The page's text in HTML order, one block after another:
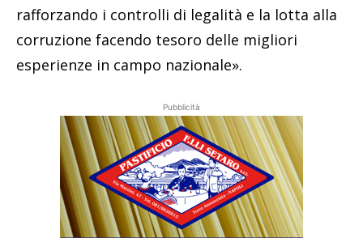
rafforzando i controlli di legalità e la lotta alla
corruzione facendo tesoro delle migliori
esperienze in campo nazionale».
Pubblicità